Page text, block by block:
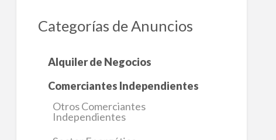
Categorías de Anuncios
Alquiler de Negocios
Comerciantes Independientes
Otros Comerciantes
Independientes